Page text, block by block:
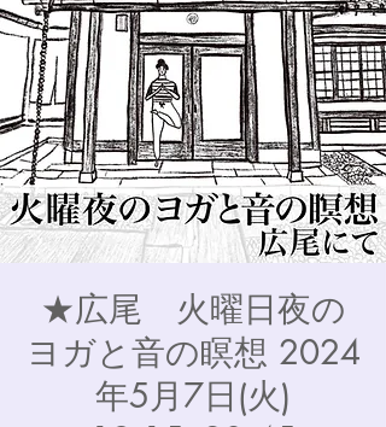
★広尾 火曜日夜の
ヨガと音の瞑想 2024
年5月7日(火)